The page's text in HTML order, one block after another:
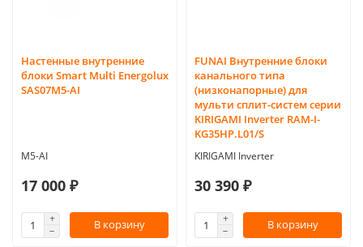
Настенные внутренние
блоки Smart Multi Energolux
SAS07M5-AI
M5-AI
17 000 ₽
В корзину
FUNAI Внутренние блоки
канального типа
(низконапорные) для
мульти сплит-систем серии
KIRIGAMI Inverter RAM-I-
KG35HP.L01/S
KIRIGAMI Inverter
30 390 ₽
В корзину